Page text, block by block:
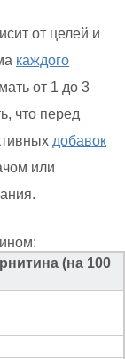
от целей и
каждого
от 1 до 3
что перед
добавок
или
(на 100